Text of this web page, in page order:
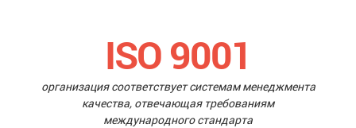
ISO 9001
организация соответствует системам менеджмента
качества, отвечающая требованиям
международного стандарта